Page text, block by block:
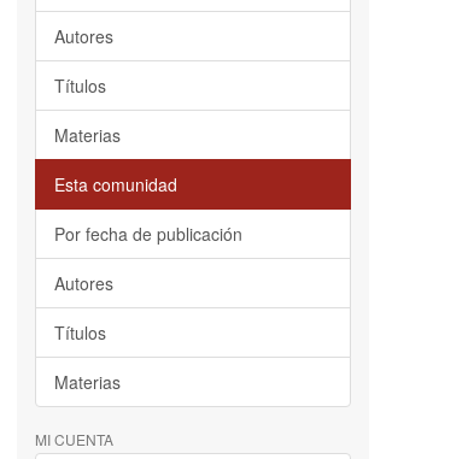
Autores
Títulos
Materias
Esta comunidad
Por fecha de publicación
Autores
Títulos
Materias
MI CUENTA